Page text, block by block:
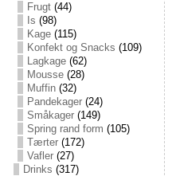
Frugt(44)
Is (98)
Kage(115)
Konfekt og Snacks (109)
Lagkage(62)
Mousse(28)
Muffin(32)
Pandekager(24)
Småkager(149)
Spring rand form (105)
Tærter(172)
Vafler(27)
Drinks (317)